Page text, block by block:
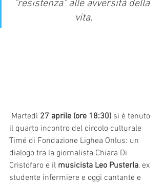
"resistenza" alle avversità della
vita.
Martedì 27 aprile (ore 18:30) si è tenuto
il quarto incontro del circolo culturale
Timé di Fondazione Lighea Onlus: un
dialogo tra la giornalista Chiara Di
Cristofaro e il musicista Leo Pusterla, ex
studente infermiere e oggi cantante e